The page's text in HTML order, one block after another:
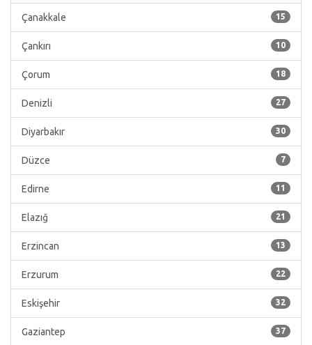
15
Çanakkale
10
Çankırı
18
Çorum
27
Denizli
30
Diyarbakır
7
Düzce
11
Edirne
21
Elazığ
13
Erzincan
22
Erzurum
32
Eskişehir
37
Gaziantep